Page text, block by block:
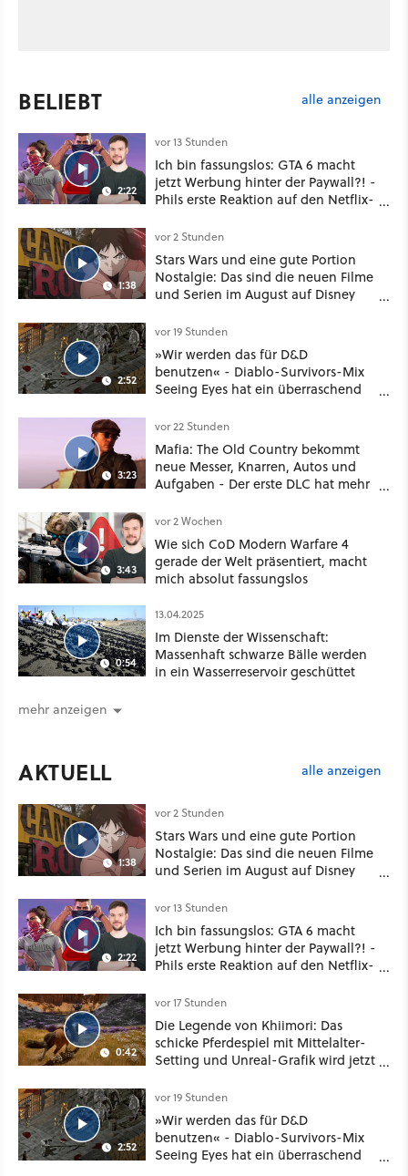
BELIEBT alle anzeigen
2:22
vor 13 Stunden
Ich bin fassungslos: GTA 6 macht
jetzt Werbung hinter der Paywall?! -
Phils erste Reaktion auf den Netflix-
1:38
vor 2 Stunden
Stars Wars und eine gute Portion
Nostalgie: Das sind die neuen Filme
und Serien im August auf Disney
2:52
vor 19 Stunden
»Wir werden das für D&D
benutzen« - Diablo-Survivors-Mix
Seeing Eyes hat ein überraschend
3:23
vor 22 Stunden
Mafia: The Old Country bekommt
neue Messer, Knarren, Autos und
Aufgaben - Der erste DLC hat mehr
3:43
vor 2 Wochen
Wie sich CoD Modern Warfare 4
gerade der Welt präsentiert, macht
mich absolut fassungslos
0:54
13.04.2025
Im Dienste der Wissenschaft:
Massenhaft schwarze Bälle werden
in ein Wasserreservoir geschüttet
mehr anzeigen
AKTUELL alle anzeigen
1:38
vor 2 Stunden
Stars Wars und eine gute Portion
Nostalgie: Das sind die neuen Filme
und Serien im August auf Disney
2:22
vor 13 Stunden
Ich bin fassungslos: GTA 6 macht
jetzt Werbung hinter der Paywall?! -
Phils erste Reaktion auf den Netflix-
0:42
vor 17 Stunden
Die Legende von Khiimori: Das
schicke Pferdespiel mit Mittelalter-
Setting und Unreal-Grafik wird jetzt
2:52
vor 19 Stunden
»Wir werden das für D&D
benutzen« - Diablo-Survivors-Mix
Seeing Eyes hat ein überraschend